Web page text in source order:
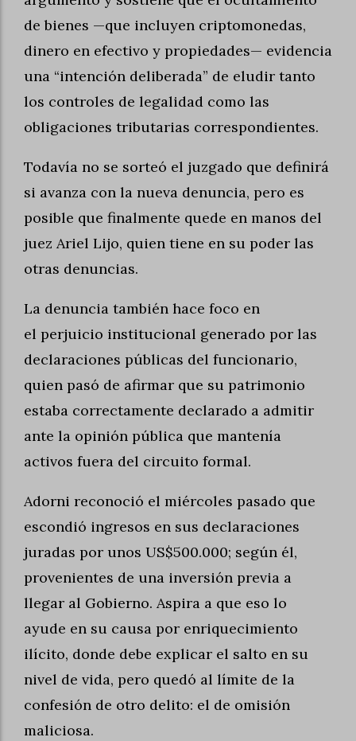
de bienes —que incluyen criptomonedas,
dinero en efectivo y propiedades— evidencia
una “intención deliberada” de eludir tanto
los controles de legalidad como las
obligaciones tributarias correspondientes.
Todavía no se sorteó el juzgado que definirá
si avanza con la nueva denuncia, pero es
posible que finalmente quede en manos del
juez Ariel Lijo, quien tiene en su poder las
otras denuncias.
La denuncia también hace foco en
el perjuicio institucional generado por las
declaraciones públicas del funcionario,
quien pasó de afirmar que su patrimonio
estaba correctamente declarado a admitir
ante la opinión pública que mantenía
activos fuera del circuito formal.
Adorni reconoció el miércoles pasado que
escondió ingresos en sus declaraciones
juradas por unos US$500.000; según él,
provenientes de una inversión previa a
llegar al Gobierno. Aspira a que eso lo
ayude en su causa por enriquecimiento
ilícito, donde debe explicar el salto en su
nivel de vida, pero quedó al límite de la
confesión de otro delito: el de omisión
maliciosa.